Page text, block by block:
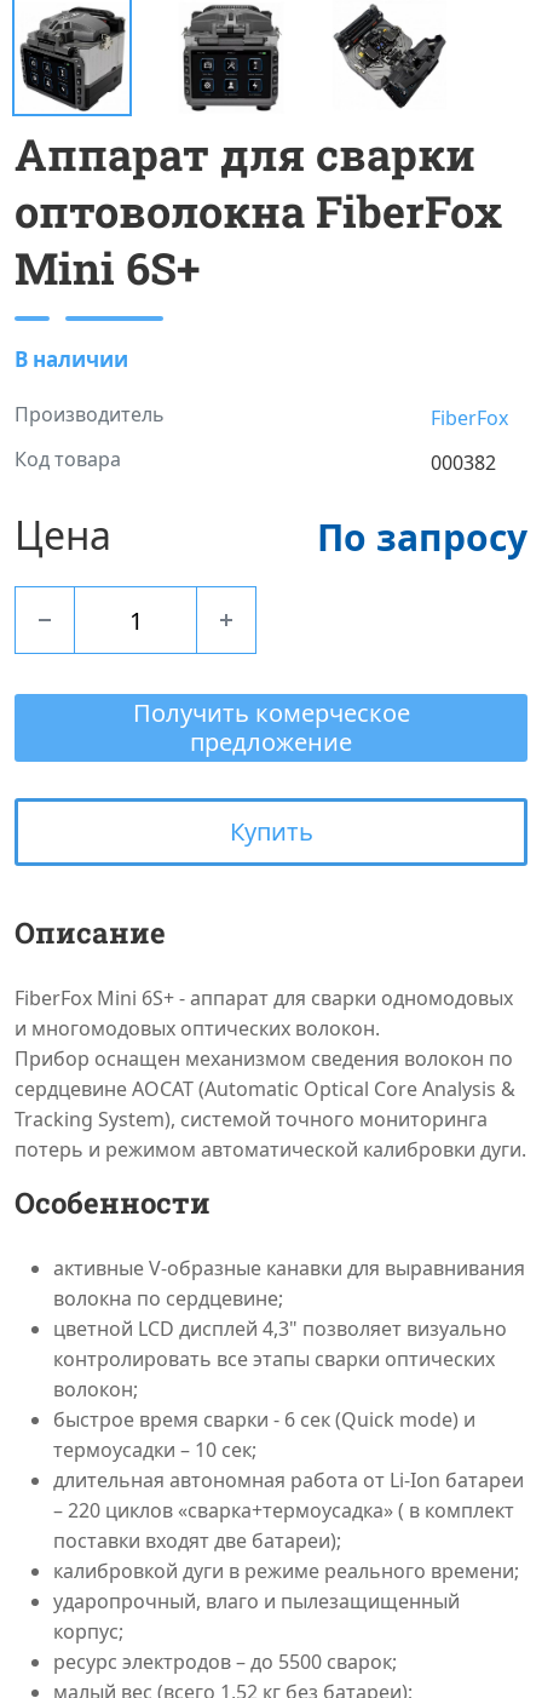
Аппарат для сварки
оптоволокна FiberFox
Mini 6S+
В наличии
Производитель
FiberFox
Код товара
000382
Цена По запросу
Получить комерческое
предложение
Купить
Описание
FiberFox Mini 6S+ - аппарат для сварки одномодовых
и многомодовых оптических волокон.
Прибор оснащен механизмом сведения волокон по
сердцевине AOCAT (Automatic Optical Core Analysis &
Tracking System), системой точного мониторинга
потерь и режимом автоматической калибровки дуги.
Особенности
активные V-образные канавки для выравнивания
волокна по сердцевине;
цветной LCD дисплей 4,3" позволяет визуально
контролировать все этапы сварки оптических
волокон;
быстрое время сварки - 6 сек (Quick mode) и
термоусадки – 10 сек;
длительная автономная работа от Li-Ion батареи
– 220 циклов «сварка+термоусадка» ( в комплект
поставки входят две батареи);
калибровкой дуги в режиме реального времени;
ударопрочный, влаго и пылезащищенный
корпус;
ресурс электродов – до 5500 сварок;
малый вес (всего 1,52 кг без батареи);